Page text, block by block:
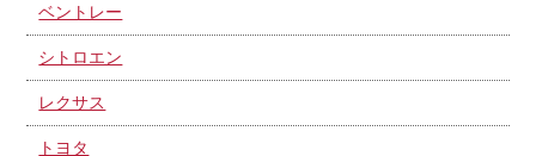
ベントレー
シトロエン
レクサス
トヨタ